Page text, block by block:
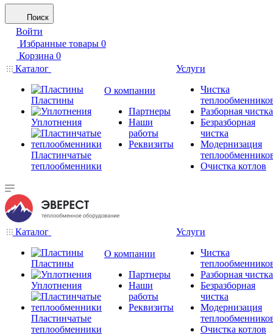
Поиск
Войти
Избранные товары 0
Корзина 0
Каталог
Пластины
Уплотнения
Пластинчатые
теплообменники
О компании
Партнеры
Наши
работы
Реквизиты
Услуги
Чистка
Разборная чистка
Безразборная
чистка
Модернизация
Очистка котлов
Каталог
Пластины
Уплотнения
Пластинчатые
теплообменники
О компании
Партнеры
Наши
работы
Реквизиты
Услуги
Чистка
Разборная чистка
Безразборная
чистка
Модернизация
Очистка котлов